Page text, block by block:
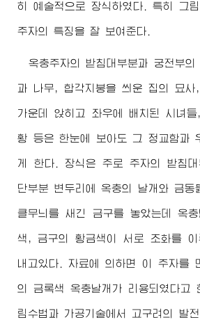
히 예술적으로 장식하였다. 특히 그
주자의 특징을 잘 보여준다.
옥충주자의 받침대부분과 궁전부
과 나무, 합각지붕을 씌운 집의 묘사
가운데 앉히고 좌우에 배치된 시녀
황 등은 한눈에 보아도 그 정교함과
게 한다. 장식은 주로 주자의 받침대
단부분 변두리에 옥충의 날개와 금동
클무늬를 새긴 금구를 놓았는데 옥
색, 금구의 황금색이 서로 조화를
내고있다. 자료에 의하면 이 주자를
의 금록색 옥충날개가 리용되였다고
림수법과 가공기술에서 고구려의 발